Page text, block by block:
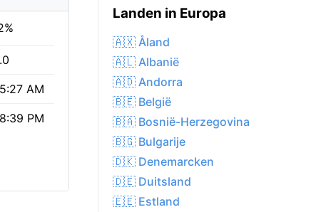
AM
PM
Landen in Europa
🇦🇽 Åland
🇦🇱 Albanië
🇦🇩 Andorra
🇧🇪 België
🇧🇦 Bosnië-Herzegovina
🇧🇬 Bulgarije
🇩🇰 Denemarcken
🇩🇪 Duitsland
🇪🇪 Estland